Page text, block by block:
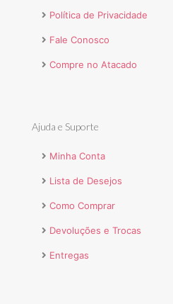
Política de Privacidade
Fale Conosco
Compre no Atacado
Ajuda e Suporte
Minha Conta
Lista de Desejos
Como Comprar
Devoluções e Trocas
Entregas